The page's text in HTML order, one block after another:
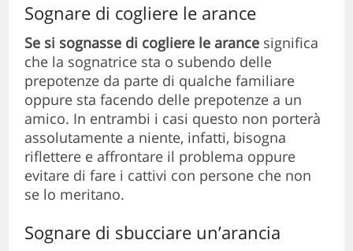
Sognare di cogliere le arance
Se si sognasse di cogliere le arance significa
che la sognatrice sta o subendo delle
prepotenze da parte di qualche familiare
oppure sta facendo delle prepotenze a un
amico. In entrambi i casi questo non porterà
assolutamente a niente, infatti, bisogna
riflettere e affrontare il problema oppure
evitare di fare i cattivi con persone che non
se lo meritano.
Sognare di sbucciare un’arancia